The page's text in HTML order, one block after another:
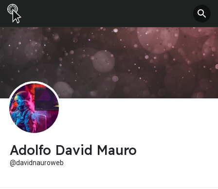
Adolfo David Mauro
@davidnauroweb